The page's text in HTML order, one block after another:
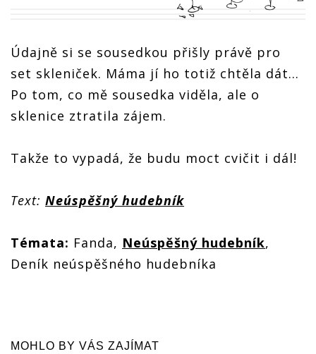
Údajně si se sousedkou přišly právě pro
set skleniček. Máma jí ho totiž chtěla dát...
Po tom, co mě sousedka viděla, ale o
sklenice ztratila zájem.
Takže to vypadá, že budu moct cvičit i dál!
Text: Neúspěšný hudebník
Témata: Fanda, Neúspěšný hudebník,
Deník neúspěšného hudebníka
MOHLO BY VÁS ZAJÍMAT